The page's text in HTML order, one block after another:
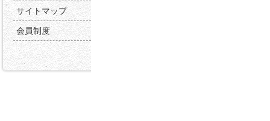
サイトマップ
会員制度